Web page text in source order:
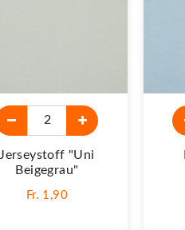
Jerseystoff "Uni
Beigegrau"
Fr. 1,90